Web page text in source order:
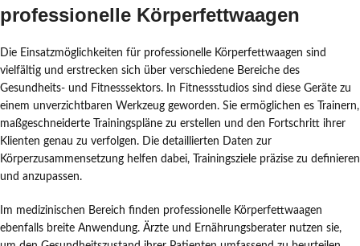
professionelle Körperfettwaagen
Die Einsatzmöglichkeiten für professionelle Körperfettwaagen sind
vielfältig und erstrecken sich über verschiedene Bereiche des
Gesundheits- und Fitnesssektors. In Fitnessstudios sind diese Geräte zu
einem unverzichtbaren Werkzeug geworden. Sie ermöglichen es Trainern,
maßgeschneiderte Trainingspläne zu erstellen und den Fortschritt ihrer
Klienten genau zu verfolgen. Die detaillierten Daten zur
Körperzusammensetzung helfen dabei, Trainingsziele präzise zu definieren
und anzupassen.
Im medizinischen Bereich finden professionelle Körperfettwaagen
ebenfalls breite Anwendung. Ärzte und Ernährungsberater nutzen sie,